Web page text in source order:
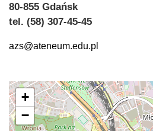
80-855 Gdańsk
tel. (58) 307-45-45
azs@ateneum.edu.pl
+
−